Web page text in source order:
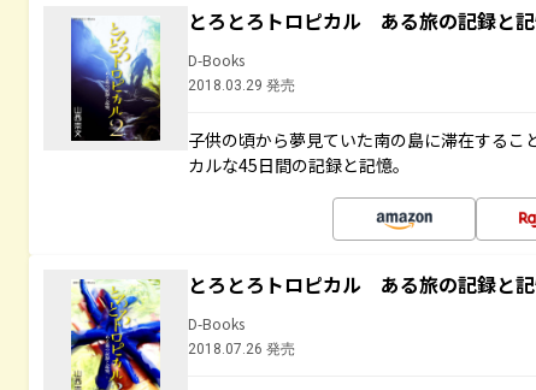
とろとろトロピカル ある旅の記録と
D-Books
2018.03.29 発売
子供の頃から夢見ていた南の島に滞在する
カルな45日間の記録と記憶。
とろとろトロピカル ある旅の記録と
D-Books
2018.07.26 発売